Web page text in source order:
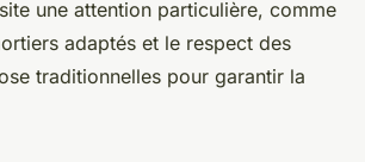
une attention particulière, comme
adaptés et le respect des
traditionnelles pour garantir la